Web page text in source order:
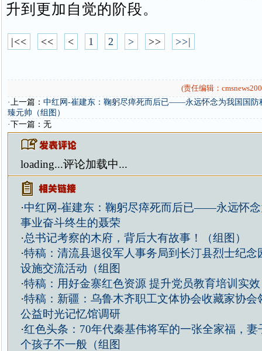
升到更加自觉的阶段。
|<< << < 1 2 > >> >>|
(责任编辑：
·上一篇： 中红网-崔建东：鞠躬尽瘁死而后已——永远怀念为我国国防
臻元帅（组图）
·下一篇：无
loading...评论加载中...
·中红网-崔建东：鞠躬尽瘁死而后已——永远怀
事业奋斗终生的聂荣
·总书记考察的木府，背后大有故事！（组图）
·特稿：清流县退役军人事务局到长汀县烈士纪念
设施交流活动（组图
·特稿：用好金寨红色资源 提升党员教育培训实效
·特稿：新疆：乌鲁木齐职工文体协会收藏家协会
公益时光记忆馆调研
·红色头条：70年代秦基伟将军的一张全家福，妻
个孩子不一般（组图